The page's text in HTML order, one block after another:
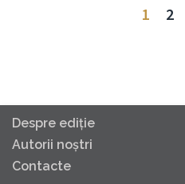
1 2
Despre ediţie
Autorii noştri
Contacte